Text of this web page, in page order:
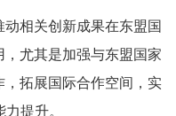
动相关创新成果在东盟国
尤其是加强与东盟国家
拓展国际合作空间，实
提升。